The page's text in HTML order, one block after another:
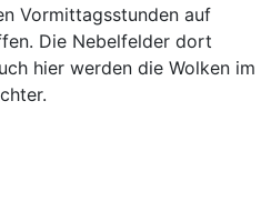
Vormittagsstunden auf
Die Nebelfelder dort
hier werden die Wolken im